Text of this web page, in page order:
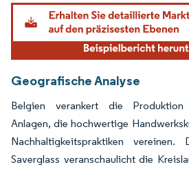
Geografische Analyse
Belgien verankert die
Anlagen, die hochwertige
Nachhaltigkeitspraktiken
Saverglass veranschaulicht die